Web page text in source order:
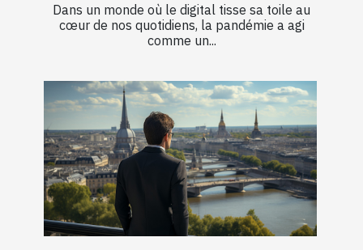
Dans un monde où le digital tisse sa toile au
cœur de nos quotidiens, la pandémie a agi
comme un...